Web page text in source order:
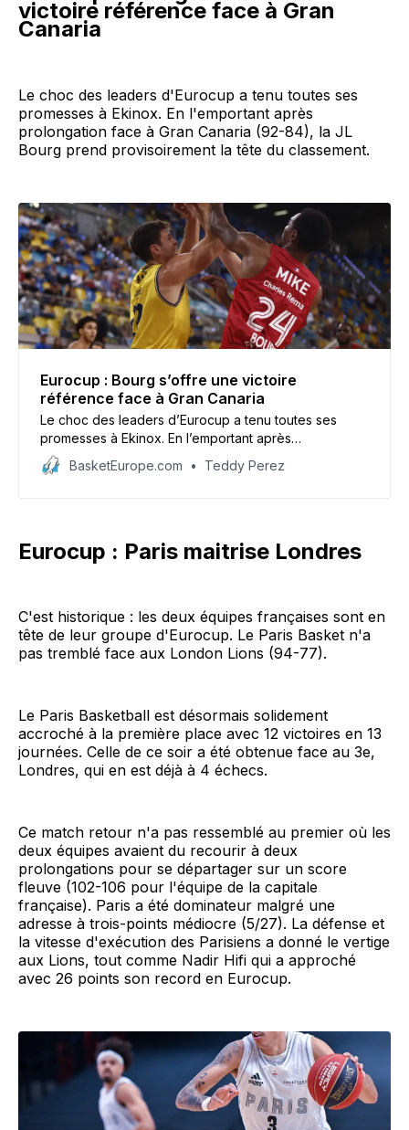
victoire référence face à Gran
Canaria
Le choc des leaders d'Eurocup a tenu toutes ses
promesses à Ekinox. En l'emportant après
prolongation face à Gran Canaria (92-84), la JL
Bourg prend provisoirement la tête du classement.
Eurocup : Bourg s’offre une victoire
référence face à Gran Canaria
Le choc des leaders d’Eurocup a tenu toutes ses
promesses à Ekinox. En l’emportant après
prolongation face à Gran Canaria (92-84), la JL Bourg
prend provisoirement la tête du classement.
BasketEurope.com Teddy Perez
Eurocup : Paris maitrise Londres
C'est historique : les deux équipes françaises sont en
tête de leur groupe d'Eurocup. Le Paris Basket n'a
pas tremblé face aux London Lions (94-77).
Le Paris Basketball est désormais solidement
accroché à la première place avec 12 victoires en 13
journées. Celle de ce soir a été obtenue face au 3e,
Londres, qui en est déjà à 4 échecs.
Ce match retour n'a pas ressemblé au premier où les
deux équipes avaient du recourir à deux
prolongations pour se départager sur un score
fleuve (102-106 pour l'équipe de la capitale
française). Paris a été dominateur malgré une
adresse à trois-points médiocre (5/27). La défense et
la vitesse d'exécution des Parisiens a donné le vertige
aux Lions, tout comme Nadir Hifi qui a approché
avec 26 points son record en Eurocup.